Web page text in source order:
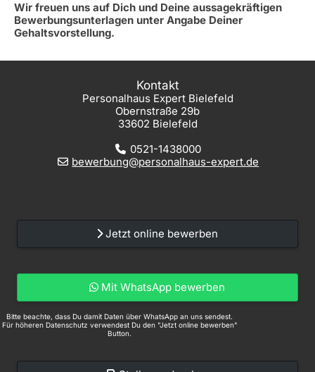
Wir freuen uns auf Dich und Deine aussagekräftigen
Bewerbungsunterlagen unter Angabe Deiner
Gehaltsvorstellung.
Kontakt
Personalhaus Expert Bielefeld
Obernstraße 29b
33602 Bielefeld
0521-1438000
bewerbung@personalhaus-expert.de
Jetzt online bewerben
Mit WhatsApp bewerben
Bitte beachte, dass Du damit Daten über WhatsApp an uns sendest.
Für höheren Datenschutz verwendest Du den "Jetzt online bewerben"
Button.